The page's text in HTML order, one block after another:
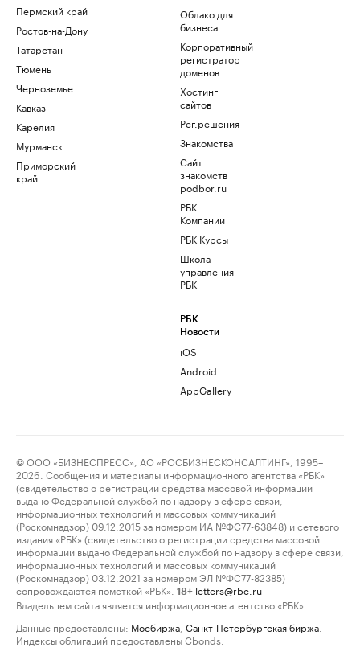
Пермский край
Ростов-на-Дону
Татарстан
Тюмень
Черноземье
Кавказ
Карелия
Мурманск
Приморский
край
Облако для
бизнеса
Корпоративный
регистратор
доменов
Хостинг
сайтов
Рег.решения
Знакомства
Сайт
знакомств
podbor.ru
РБК
Компании
РБК Курсы
Школа
управления
РБК
РБК
Новости
iOS
Android
AppGallery
© ООО «БИЗНЕСПРЕСС», АО «РОСБИЗНЕСКОНСАЛТИНГ», 1995–
2026. Сообщения и материалы информационного агентства «РБК»
(свидетельство о регистрации средства массовой информации
выдано Федеральной службой по надзору в сфере связи,
информационных технологий и массовых коммуникаций
(Роскомнадзор) 09.12.2015 за номером ИА №ФС77-63848) и сетевого
издания «РБК» (свидетельство о регистрации средства массовой
информации выдано Федеральной службой по надзору в сфере связи,
информационных технологий и массовых коммуникаций
(Роскомнадзор) 03.12.2021 за номером ЭЛ №ФС77-82385)
сопровождаются пометкой «РБК».
18+ letters@rbc.ru
Владельцем сайта является информационное агентство «РБК».
Данные предоставлены: Мосбиржа Санкт-Петербургская биржа
Индексы облигаций предоставлены Cbonds.